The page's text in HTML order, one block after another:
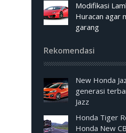
Modifikasi
Huracan agar
garang
Rekomendasi
New Honda
generasi
Jazz
Honda Tiger
Honda New